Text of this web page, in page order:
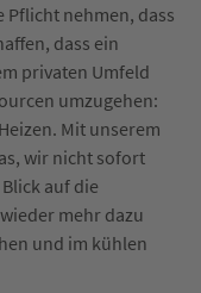
nehmen, dass
dass ein
privaten Umfeld
umzugehen:
Mit unserem
wir nicht sofort
auf die
mehr dazu
und im kühlen